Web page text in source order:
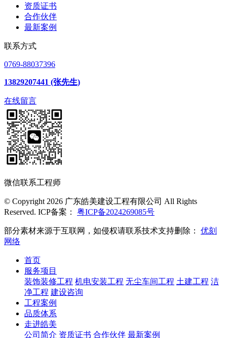
资质证书
合作伙伴
最新案例
联系方式
0769-88037396
13829207441 (张先生)
在线留言
微信联系工程师
© Copyright 2026 广东皓美建设工程有限公司 All Rights
Reserved. ICP备案： 粤ICP备2024269085号
部分素材来源于互联网，如侵权请联系技术支持删除： 优刻
网络
首页
服务项目
装饰装修工程 机电安装工程 无尘车间工程 土建工程 洁
净工程 建设咨询
工程案例
品质体系
走进皓美
公司简介 资质证书 合作伙伴 最新案例